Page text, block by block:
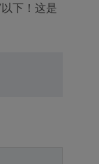
下！这是